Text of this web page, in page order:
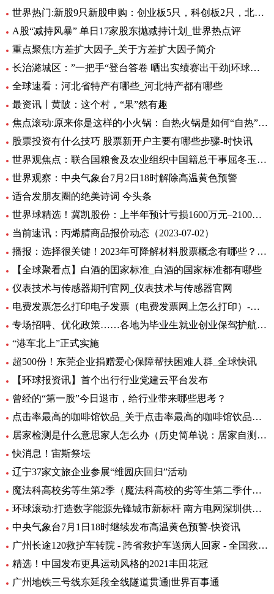
世界热门:新股9只新股申购：创业板5只，科创板2只，北交所2只
A股“减持风暴” 单日17家股东抛减持计划_世界热点评
重点聚焦!方差扩大因子_关于方差扩大因子简介
长治潞城区：”一把手“登台答卷 晒出实绩赛出干劲|环球视点
全球速看：河北省特产有哪些_河北特产都有哪些
最资讯丨黄陂：这个村，“果”然有趣
焦点滚动:原来你是这样的小火锅：自热火锅是如何“自热”的？
股票投资有什么技巧 股票新开户主要有哪些步骤-时快讯
世界观焦点：联合国粮食及农业组织中国籍总干事屈冬玉2日在新任总干事选举中成功胜选连任
世界观察：中央气象台7月2日18时解除高温黄色预警
适合发朋友圈的绝美诗词 今头条
世界球精选！冀凯股份：上半年预计亏损1600万元–2100万元
当前速讯：丙烯腈商品报价动态（2023-07-02）
播报：选择很关键！2023年可降解材料股票概念有哪些？（7月2日）
【全球聚看点】白酒的囯家标准_白酒的国家标准都有哪些
仪表技术与传感器期刊官网_仪表技术与传感器官网
电费发票怎么打印电子发票（电费发票网上怎么打印）-环球报资讯
专场招聘、优化政策……各地为毕业生就业创业保驾护航 环球观天下
“港车北上”正式实施
超500份！东莞企业捐赠爱心保障帮扶困难人群_全球快讯
【环球报资讯】首个出行行业党建云平台发布
曾经的“第一股”今日退市，给行业带来哪些思考？
点击率最高的咖啡馆饮品_关于点击率最高的咖啡馆饮品介绍
居家检测是什么意思家人怎么办（历史简单说：居家自测阳性怎么办专家解答） 全球快资讯
快消息！宙斯祭坛
辽宁37家文旅企业参展“维园庆回归”活动
魔法科高校劣等生第2季（魔法科高校的劣等生第二季什么时候出）_环球热头条
环球滚动:打造数字能源先锋城市新标杆 南方电网深圳供电局主题展厅亮相数能展
中央气象台7月1日18时继续发布高温黄色预警-快资讯
广州长途120救护车转院 - 跨省救护车送病人回家 - 全国救护团队_快资讯
精选！中国发布更具运动风格的2021丰田花冠
广州地铁三号线东延段全线隧道贯通|世界百事通